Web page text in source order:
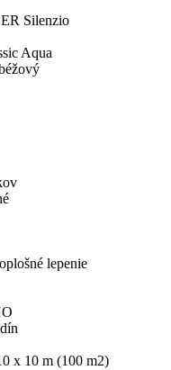
Silenzio
Aqua
lepenie
x 10 m (100 m2)